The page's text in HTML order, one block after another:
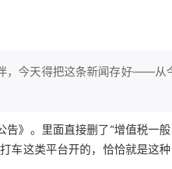
，今天得把这条新闻存好——从
》。里面直接删了“增值税一
这类平台开的，恰恰就是这种